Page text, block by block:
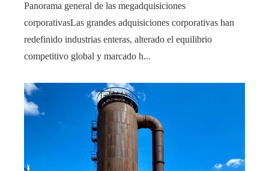
Panorama general de las megadquisiciones
corporativasLas grandes adquisiciones corporativas han
redefinido industrias enteras, alterado el equilibrio
competitivo global y marcado h...